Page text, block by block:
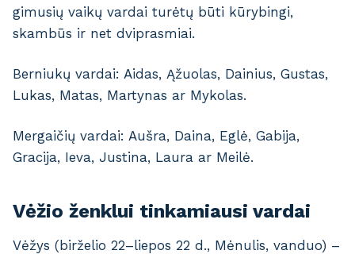
gimusių vaikų vardai turėtų būti kūrybingi,
skambūs ir net dviprasmiai.
Berniukų vardai: Aidas, Ąžuolas, Dainius, Gustas,
Lukas, Matas, Martynas ar Mykolas.
Mergaičių vardai: Aušra, Daina, Eglė, Gabija,
Gracija, Ieva, Justina, Laura ar Meilė.
Vėžio ženklui tinkamiausi vardai
Vėžys (birželio 22–liepos 22 d., Mėnulis, vanduo) –